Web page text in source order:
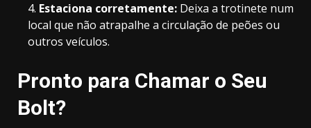
Estaciona corretamente: Deixa a trotinete num
local que não atrapalhe a circulação de peões ou
outros veículos.
Pronto para Chamar o Seu
Bolt?